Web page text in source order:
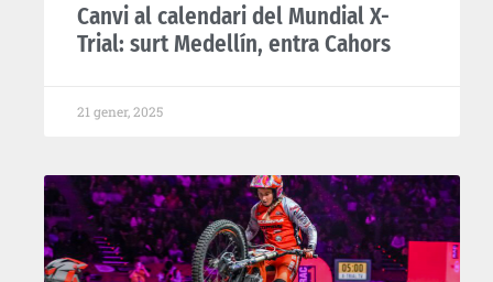
Canvi al calendari del Mundial X-
Trial: surt Medellín, entra Cahors
21 gener, 2025